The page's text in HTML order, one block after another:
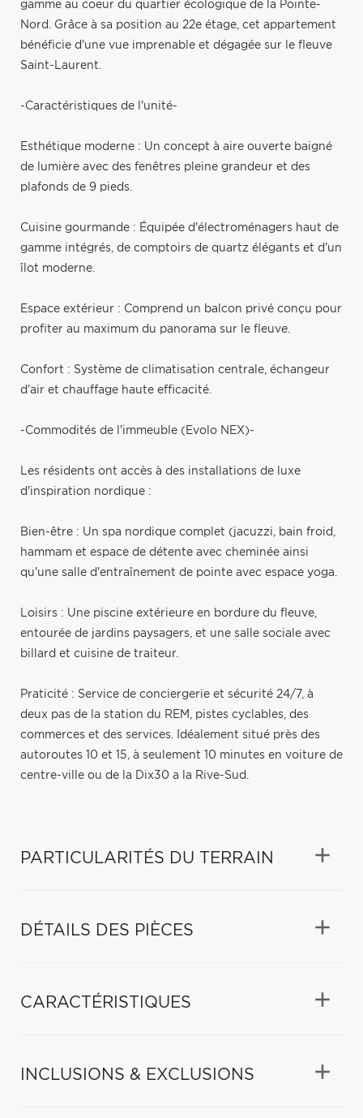
gamme au coeur du quartier écologique de la Pointe-
Nord. Grâce à sa position au 22e étage, cet appartement
bénéficie d'une vue imprenable et dégagée sur le fleuve
Saint-Laurent.
-Caractéristiques de l'unité-
Esthétique moderne : Un concept à aire ouverte baigné
de lumière avec des fenêtres pleine grandeur et des
plafonds de 9 pieds.
Cuisine gourmande : Équipée d'électroménagers haut de
gamme intégrés, de comptoirs de quartz élégants et d'un
îlot moderne.
Espace extérieur : Comprend un balcon privé conçu pour
profiter au maximum du panorama sur le fleuve.
Confort : Système de climatisation centrale, échangeur
d'air et chauffage haute efficacité.
-Commodités de l'immeuble (Evolo NEX)-
Les résidents ont accès à des installations de luxe
d'inspiration nordique :
Bien-être : Un spa nordique complet (jacuzzi, bain froid,
hammam et espace de détente avec cheminée ainsi
qu'une salle d'entraînement de pointe avec espace yoga.
Loisirs : Une piscine extérieure en bordure du fleuve,
entourée de jardins paysagers, et une salle sociale avec
billard et cuisine de traiteur.
Praticité : Service de conciergerie et sécurité 24/7, à
deux pas de la station du REM, pistes cyclables, des
commerces et des services. Idéalement situé près des
autoroutes 10 et 15, à seulement 10 minutes en voiture de
centre-ville ou de la Dix30 a la Rive-Sud.
PARTICULARITÉS DU TERRAIN
DÉTAILS DES PIÈCES
CARACTÉRISTIQUES
INCLUSIONS & EXCLUSIONS